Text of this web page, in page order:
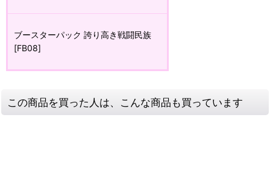
ブースターパック 誇り高き戦闘民族
[FB08]
この商品を買った人は、こんな商品も買っています